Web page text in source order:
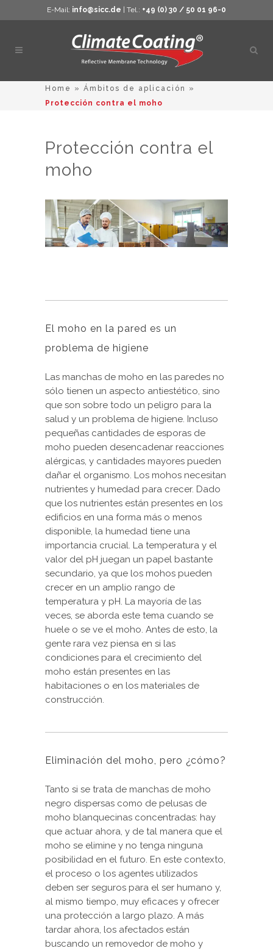
E-Mail: info@sicc.de | Tel.: +49 (0) 30 / 50 01 96-0
Abrir
Home » Ámbitos de aplicación
»
Protección contra el moho
Protección contra el
moho
El moho en la pared es un
problema de higiene
Las manchas de moho en las paredes no
sólo tienen un aspecto antiestético, sino
que son sobre todo un peligro para la
salud y un problema de higiene. Incluso
pequeñas cantidades de esporas de
moho pueden desencadenar reacciones
alérgicas, y cantidades mayores pueden
dañar el organismo. Los mohos necesitan
nutrientes y humedad para crecer. Dado
que los nutrientes están presentes en los
edificios en una forma más o menos
disponible, la humedad tiene una
importancia crucial. La temperatura y el
valor del pH juegan un papel bastante
secundario, ya que los mohos pueden
crecer en un amplio rango de
temperatura y pH. La mayoría de las
veces, se aborda este tema cuando se
huele o se ve el moho. Antes de esto, la
gente rara vez piensa en si las
condiciones para el crecimiento del
moho están presentes en las
habitaciones o en los materiales de
construcción.
Eliminación del moho, pero ¿cómo?
Tanto si se trata de manchas de moho
negro dispersas como de pelusas de
moho blanquecinas concentradas: hay
que actuar ahora, y de tal manera que el
moho se elimine y no tenga ninguna
posibilidad en el futuro. En este contexto,
el proceso o los agentes utilizados
deben ser seguros para el ser humano y,
al mismo tiempo, muy eficaces y ofrecer
una protección a largo plazo. A más
tardar ahora, los afectados están
buscando un removedor de moho y